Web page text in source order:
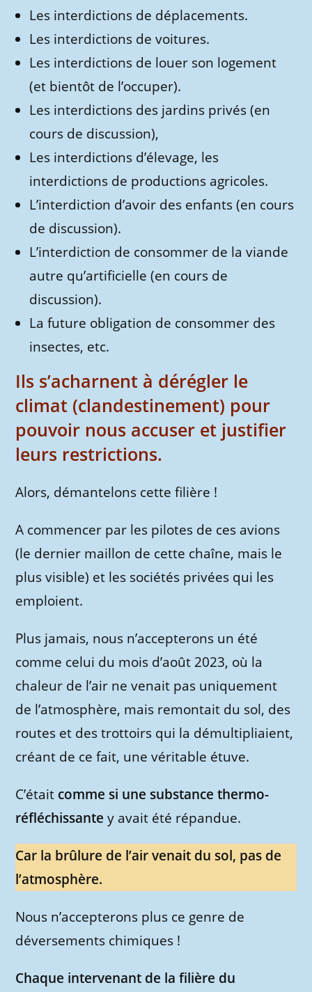
Les interdictions de déplacements.
Les interdictions de voitures.
Les interdictions de louer son logement
(et bientôt de l’occuper).
Les interdictions des jardins privés (en
cours de discussion),
Les interdictions d’élevage, les
interdictions de productions agricoles.
L’interdiction d’avoir des enfants (en cours
de discussion).
L’interdiction de consommer de la viande
autre qu’artificielle (en cours de
discussion).
La future obligation de consommer des
insectes, etc.
Ils s’acharnent à dérégler le
climat (clandestinement) pour
pouvoir nous accuser et justifier
leurs restrictions.
Alors, démantelons cette filière !
A commencer par les pilotes de ces avions
(le dernier maillon de cette chaîne, mais le
plus visible) et les sociétés privées qui les
emploient.
Plus jamais, nous n’accepterons un été
comme celui du mois d’août 2023, où la
chaleur de l’air ne venait pas uniquement
de l’atmosphère, mais remontait du sol, des
routes et des trottoirs qui la démultipliaient,
créant de ce fait, une véritable étuve.
C’était comme si une substance thermo-
réfléchissantey avait été répandue.
Car la brûlure de l’air venait du sol, pas de
l’atmosphère.
Nous n’accepterons plus ce genre de
déversements chimiques !
Chaque intervenant de la filière du